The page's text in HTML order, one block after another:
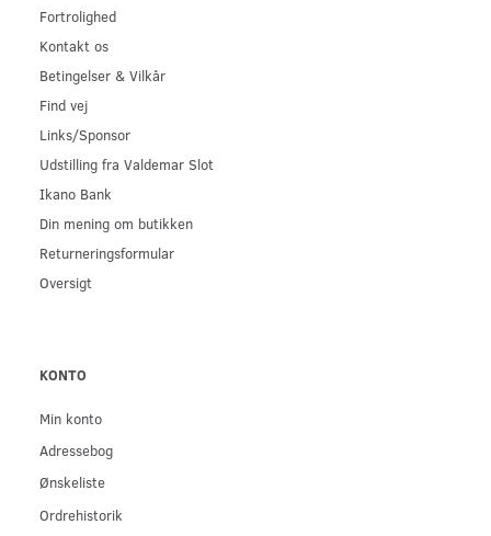
Fortrolighed
Kontakt os
Betingelser & Vilkår
Find vej
Links/Sponsor
Udstilling fra Valdemar Slot
Ikano Bank
Din mening om butikken
Returneringsformular
Oversigt
KONTO
Min konto
Adressebog
Ønskeliste
Ordrehistorik